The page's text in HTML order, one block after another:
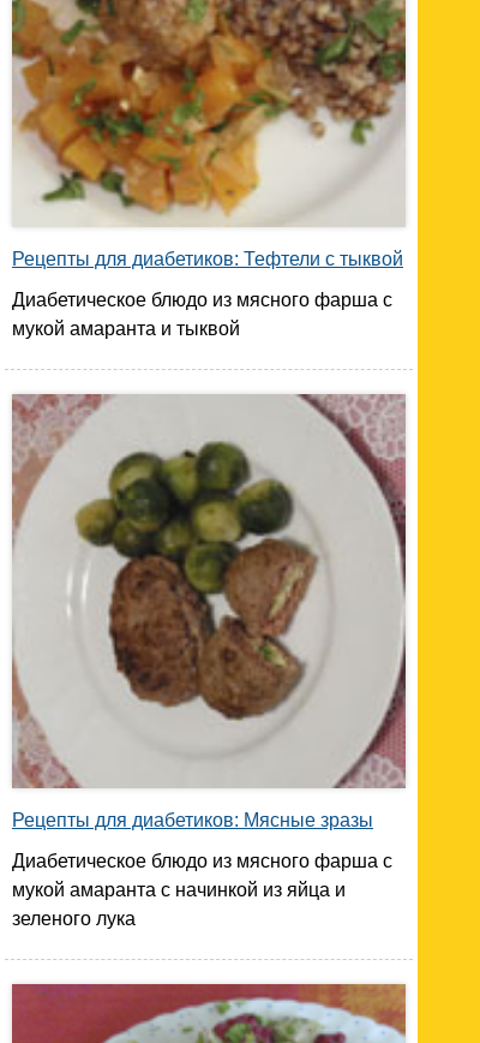
Рецепты для диабетиков: Тефтели с тыквой
Диабетическое блюдо из мясного фарша с
мукой амаранта и тыквой
Рецепты для диабетиков: Мясные зразы
Диабетическое блюдо из мясного фарша с
мукой амаранта с начинкой из яйца и
зеленого лука